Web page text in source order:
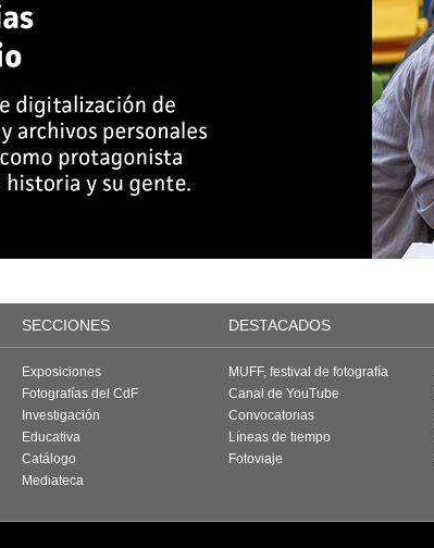
SECCIONES DESTACADOS
Exposiciones
Fotografías del CdF
Investigación
Educativa
Catálogo
Mediateca
MUFF, festival de fotografía
Canal de YouTube
Convocatorias
Líneas de tiempo
Fotoviaje